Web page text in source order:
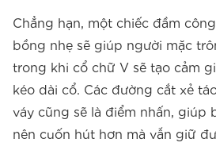
Chẳng hạn, một chiếc đầm
bồng nhẹ sẽ giúp người mặc
trong khi cổ chữ V sẽ tạo cảm
kéo dài cổ. Các đường cắt xẻ
váy cũng sẽ là điểm nhấn, giúp
nên cuốn hút hơn mà vẫn giữ